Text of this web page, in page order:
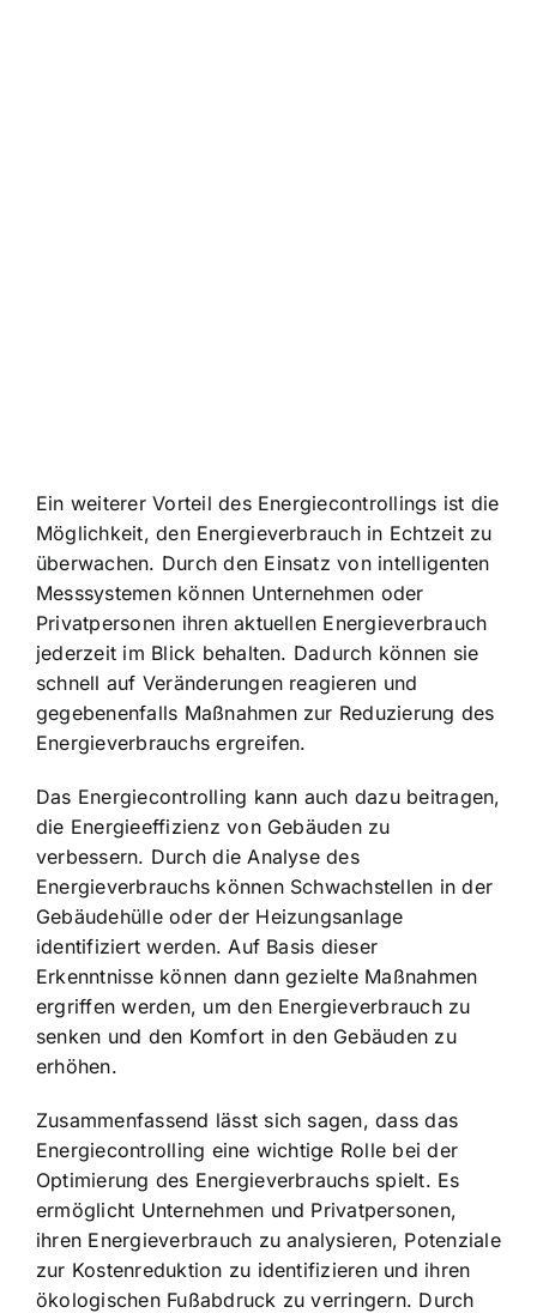
Ein weiterer Vorteil des Energiecontrollings ist die
Möglichkeit, den Energieverbrauch in Echtzeit zu
überwachen. Durch den Einsatz von intelligenten
Messsystemen können Unternehmen oder
Privatpersonen ihren aktuellen Energieverbrauch
jederzeit im Blick behalten. Dadurch können sie
schnell auf Veränderungen reagieren und
gegebenenfalls Maßnahmen zur Reduzierung des
Energieverbrauchs ergreifen.
Das Energiecontrolling kann auch dazu beitragen,
die Energieeffizienz von Gebäuden zu
verbessern. Durch die Analyse des
Energieverbrauchs können Schwachstellen in der
Gebäudehülle oder der Heizungsanlage
identifiziert werden. Auf Basis dieser
Erkenntnisse können dann gezielte Maßnahmen
ergriffen werden, um den Energieverbrauch zu
senken und den Komfort in den Gebäuden zu
erhöhen.
Zusammenfassend lässt sich sagen, dass das
Energiecontrolling eine wichtige Rolle bei der
Optimierung des Energieverbrauchs spielt. Es
ermöglicht Unternehmen und Privatpersonen,
ihren Energieverbrauch zu analysieren, Potenziale
zur Kostenreduktion zu identifizieren und ihren
ökologischen Fußabdruck zu verringern. Durch